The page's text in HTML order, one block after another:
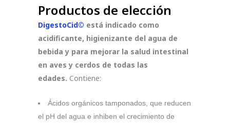
Productos de elección
DigestoCid© está indicado como
acidificante, higienizante del agua de
bebida y para mejorar la salud intestinal
en aves y cerdos de todas las
edades. Contiene:
Ácidos orgánicos tamponados, que reducen
el pH del agua e inhiben el crecimiento de